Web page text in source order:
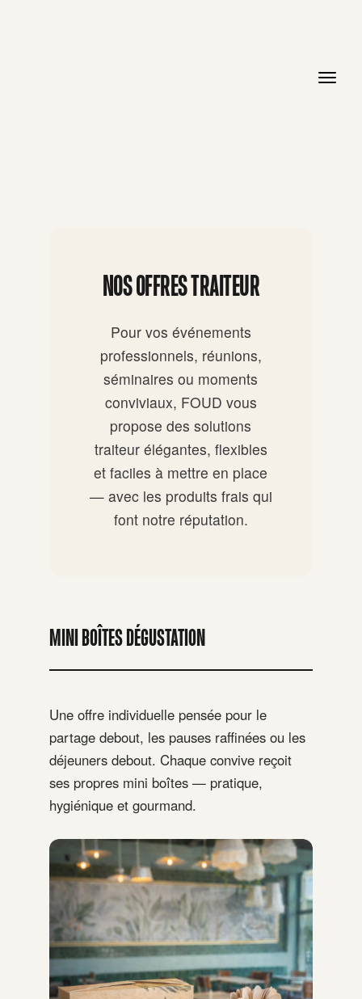
NOS OFFRES TRAITEUR
Pour vos événements
professionnels, réunions,
séminaires ou moments
conviviaux, FOUD vous
propose des solutions
traiteur élégantes, flexibles
et faciles à mettre en place
— avec les produits frais qui
font notre réputation.
MINI BOÎTES DÉGUSTATION
Une offre individuelle pensée pour le
partage debout, les pauses raffinées ou les
déjeuners debout. Chaque convive reçoit
ses propres mini boîtes — pratique,
hygiénique et gourmand.